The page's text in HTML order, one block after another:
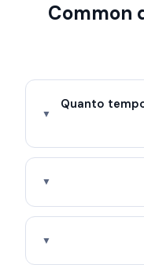
Common
Quanto
▼
▼
▼